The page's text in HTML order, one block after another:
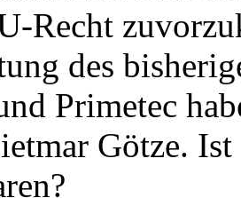
Recht
des
Primetec
Götze.